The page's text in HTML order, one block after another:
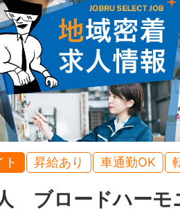
昇給あり 車通勤OK
ブロードハー